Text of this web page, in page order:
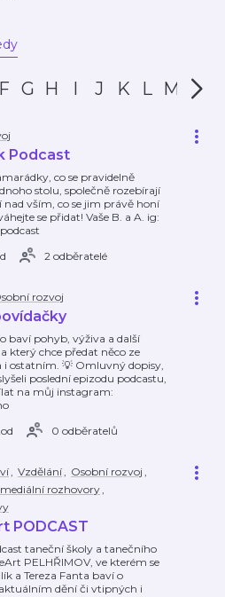
F G H I J K L M N
Podcast
co se pravidelně
stolu, společně rozebírají
nad vším, co se jim právě honí
se přidat! Vaše B. a A. ig:
2 odběratelé
rozvoj
baví pohyb, výživa a další
který chce předat něco ze
i ostatním. 💡 Omluvný dopisy,
poslední epizodu podcastu,
na můj instagram:
0 odběratelů
, Vzdělání, Osobní rozvoj ,
rozhovory,
PODCAST
taneční školy a tanečního
PELHŘIMOV, ve kterém se
a Tereza Fanta baví o
dění či vtipných i